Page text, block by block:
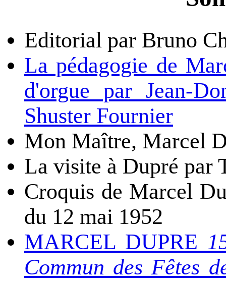
Editorial par Bruno
La pédagogie de
d'orgue par Jean-
Shuster Fournier
Mon Maître, Marcel
La visite à Dupré par
Croquis de Marcel
du 12 mai 1952
MARCEL DUPRE
Commun des Fêtes